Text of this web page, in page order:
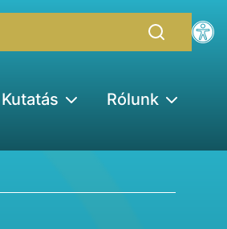
Kutatás
Rólunk